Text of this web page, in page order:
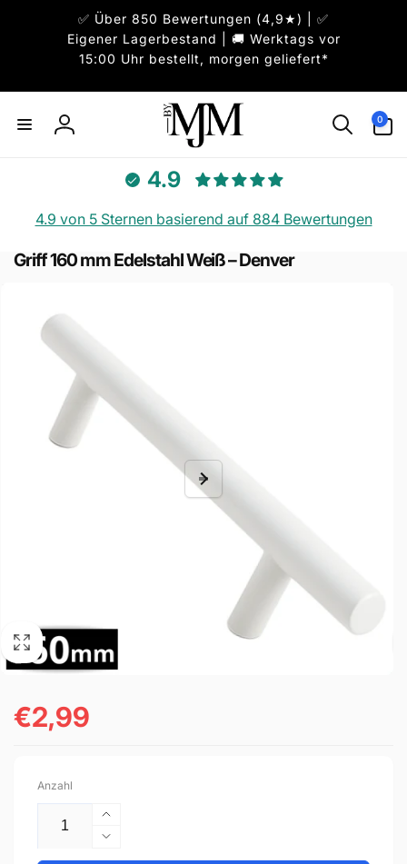
✅ Über 850 Bewertungen (4,9★) | ✅
Eigener Lagerbestand | 🚚 Werktags vor
15:00 Uhr bestellt, morgen geliefert*
Einloggen
0
Artikel
4.9
4.9 von 5 Sternen basierend auf 884 Bewertungen
Griff 160 mm Edelstahl Weiß – Denver
Normaler
€2,99
Anzahl
Erhöhe
die
Menge
Verringere